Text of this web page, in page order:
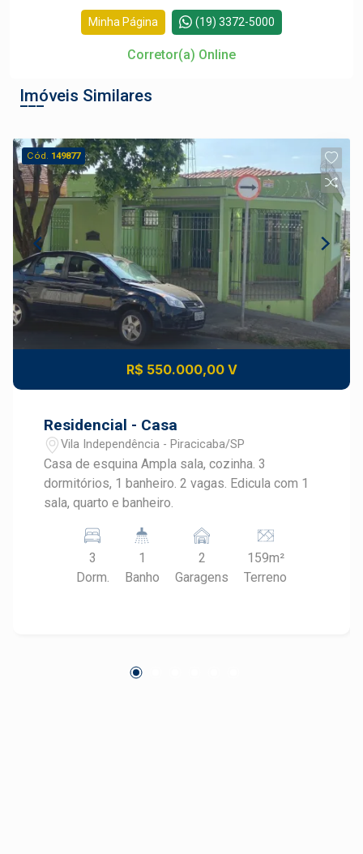
Minha Página (19) 3372-5000
Corretor(a) Online
Imóveis Similares
Cód. 149877
R$ 550.000,00 V
Residencial - Casa
Vila Independência - Piracicaba/SP
Casa de esquina Ampla sala, cozinha. 3
dormitórios, 1 banheiro. 2 vagas. Edicula com 1
sala, quarto e banheiro.
3
Dorm.
1
Banho
2
Garagens
159m²
Terreno